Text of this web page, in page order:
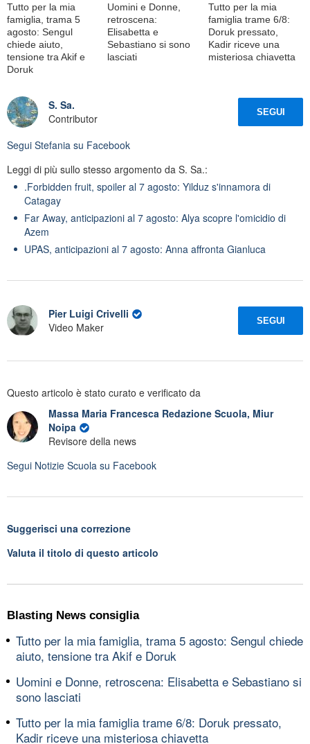
Tutto per la mia
famiglia, trama 5
agosto: Sengul
chiede aiuto,
tensione tra Akif e
Doruk
Uomini e Donne,
retroscena:
Elisabetta e
Sebastiano si sono
lasciati
Tutto per la mia
famiglia trame 6/8:
Doruk pressato,
Kadir riceve una
misteriosa chiavetta
S. Sa.
Contributor
SEGUI
Segui Stefania su Facebook
Leggi di più sullo stesso argomento da S. Sa.:
.Forbidden fruit, spoiler al 7 agosto: Yilduz s'innamora di
Catagay
Far Away, anticipazioni al 7 agosto: Alya scopre l'omicidio di
Azem
UPAS, anticipazioni al 7 agosto: Anna affronta Gianluca
Pier Luigi Crivelli
Video Maker
SEGUI
Questo articolo è stato curato e verificato da
Massa Maria Francesca Redazione Scuola, Miur
Noipa
Revisore della news
Segui Notizie Scuola su Facebook
Suggerisci una correzione
Valuta il titolo di questo articolo
Blasting News consiglia
Tutto per la mia famiglia, trama 5 agosto: Sengul chiede
aiuto, tensione tra Akif e Doruk
Uomini e Donne, retroscena: Elisabetta e Sebastiano si
sono lasciati
Tutto per la mia famiglia trame 6/8: Doruk pressato,
Kadir riceve una misteriosa chiavetta